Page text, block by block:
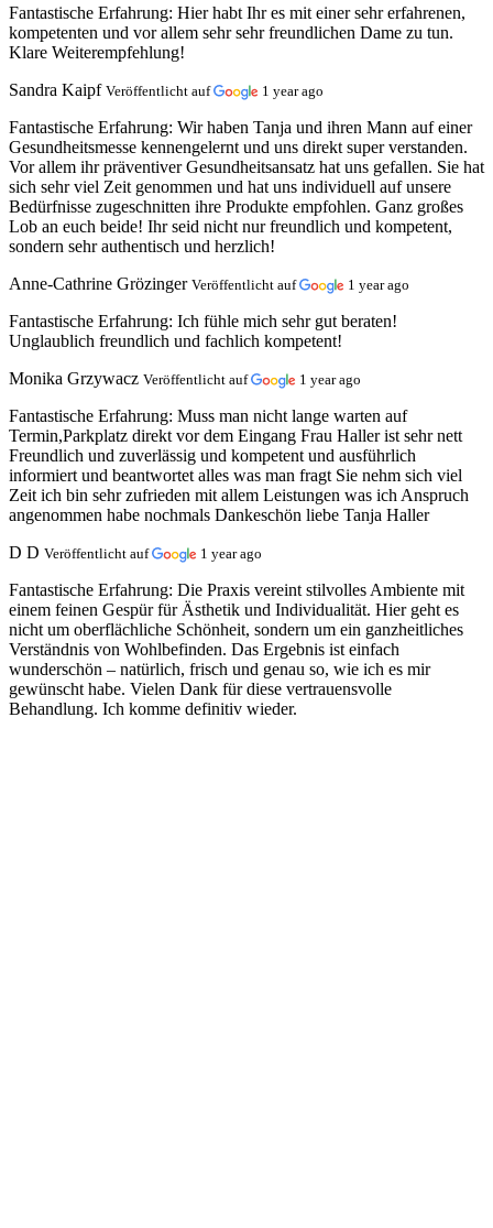
Fantastische Erfahrung: Hier habt Ihr es mit einer sehr erfahrenen,
kompetenten und vor allem sehr sehr freundlichen Dame zu tun.
Klare Weiterempfehlung!
Sandra Kaipf Veröffentlicht auf 1 year ago
Fantastische Erfahrung: Wir haben Tanja und ihren Mann auf einer
Gesundheitsmesse kennengelernt und uns direkt super verstanden.
Vor allem ihr präventiver Gesundheitsansatz hat uns gefallen. Sie hat
sich sehr viel Zeit genommen und hat uns individuell auf unsere
Bedürfnisse zugeschnitten ihre Produkte empfohlen. Ganz großes
Lob an euch beide! Ihr seid nicht nur freundlich und kompetent,
sondern sehr authentisch und herzlich!
Anne-Cathrine Grözinger Veröffentlicht auf 1 year ago
Fantastische Erfahrung: Ich fühle mich sehr gut beraten!
Unglaublich freundlich und fachlich kompetent!
Monika Grzywacz Veröffentlicht auf 1 year ago
Fantastische Erfahrung: Muss man nicht lange warten auf
Termin,Parkplatz direkt vor dem Eingang Frau Haller ist sehr nett
Freundlich und zuverlässig und kompetent und ausführlich
informiert und beantwortet alles was man fragt Sie nehm sich viel
Zeit ich bin sehr zufrieden mit allem Leistungen was ich Anspruch
angenommen habe nochmals Dankeschön liebe Tanja Haller
D D Veröffentlicht auf 1 year ago
Fantastische Erfahrung: Die Praxis vereint stilvolles Ambiente mit
einem feinen Gespür für Ästhetik und Individualität. Hier geht es
nicht um oberflächliche Schönheit, sondern um ein ganzheitliches
Verständnis von Wohlbefinden. Das Ergebnis ist einfach
wunderschön – natürlich, frisch und genau so, wie ich es mir
gewünscht habe. Vielen Dank für diese vertrauensvolle
Behandlung. Ich komme definitiv wieder.